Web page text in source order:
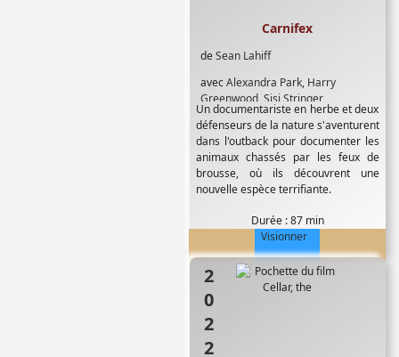
deSean Lahiff
avecAlexandra Park, Harry
Greenwood, Sisi Stringer
Carnifex
Un documentariste en herbe et deux
défenseurs de la nature s'aventurent
dans l'outback pour documenter les
animaux chassés par les feux de
brousse, où ils découvrent une
nouvelle espèce terrifiante.
Durée : 87 min
Visionner
2022